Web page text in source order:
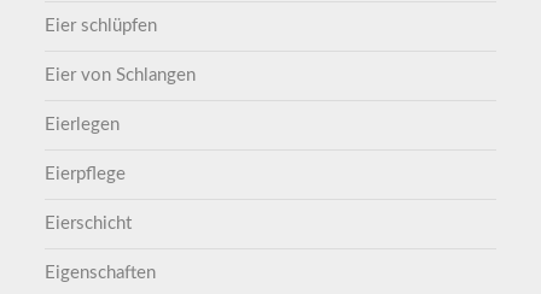
Eier schlüpfen
Eier von Schlangen
Eierlegen
Eierpflege
Eierschicht
Eigenschaften